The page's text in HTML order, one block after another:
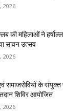
2026
की महिलाओं ने
सावन उत्सव
2026
समाजसेवियों के संयुक्त
शिविर आयोजित
2026